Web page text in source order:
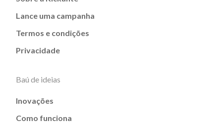
Lance uma campanha
Termos e condições
Privacidade
Baú de ideias
Inovações
Como funciona